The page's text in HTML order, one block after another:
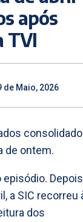
após
TVI
de Maio, 2026
de ontem.
episódio. Depois
a SIC recorreu
dos